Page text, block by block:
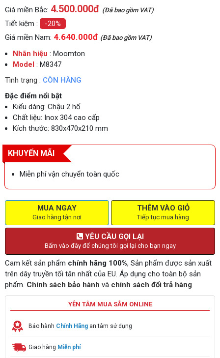
Giá miền Bắc: 4.500.000đ (Đã bao gồm VAT)
Tiết kiệm :
-20%
Giá miền Nam: 4.640.000đ (Đã bao gồm VAT)
Nhãn hiệu : Moomton
Model : M8347
Tình trạng : CÒN HÀNG
Đặc điểm nổi bật
Kiểu dáng: Chậu 2 hố
Chất liệu: Inox 304 cao cấp
Kích thước: 830x470x210 mm
KHUYẾN MÃI
Miễn phí vận chuyển toàn quốc
MUA NGAY
Giao hàng tận nơi
THÊM VÀO GIỎ
Tiếp tục mua hàng
YÊU CẦU GỌI LẠI
Bấm vào đây để chúng tôi gọi lại cho bạn ngay
Cam kết sản phẩm chính hãng 100%, Sản phẩm được sản xuất
trên dây truyền tối tân nhất của EU. Áp dụng cho toàn bộ sản
phẩm. Chính sách bảo hành và chính sách đổi trả hàng
YÊN TÂM MUA SẮM ONLINE
Bảo hành Chính Hãng an tâm sử dụng
Giao hàng Miễn phí